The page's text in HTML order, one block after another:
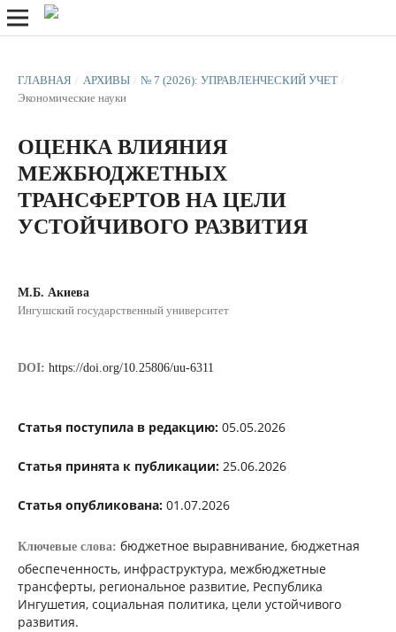
ГЛАВНАЯ / АРХИВЫ / № 7 (2026): УПРАВЛЕНЧЕСКИЙ УЧЕТ /
Экономические науки
ОЦЕНКА ВЛИЯНИЯ
МЕЖБЮДЖЕТНЫХ
ТРАНСФЕРТОВ НА ЦЕЛИ
УСТОЙЧИВОГО РАЗВИТИЯ
М.Б. Акиева
Ингушский государственный университет
DOI: https://doi.org/10.25806/uu-6311
Статья поступила в редакцию:05.05.2026
Статья принята к публикации:25.06.2026
Статья опубликована:01.07.2026
Ключевые слова: бюджетное выравнивание, бюджетная
обеспеченность, инфраструктура, межбюджетные
трансферты, региональное развитие, Республика
Ингушетия, социальная политика, цели устойчивого
развития.